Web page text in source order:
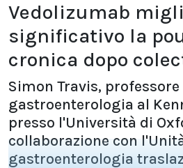
Vedolizumab
significativo la
cronica dopo
Simon Travis, professore
gastroenterologia al
presso l'Università di
collaborazione con
gastroenterologia